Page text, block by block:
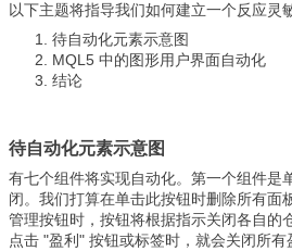
以下主题将指导我们如何建立一个反应灵
待自动化元素示意图
MQL5 中的图形用户界面自动化
结论
待自动化元素示意图
有七个组件将实现自动化。第一个组件是
闭。我们打算在单击此按钮时删除所有面
管理按钮时，按钮将根据指示关闭各自的
点击 "盈利" 按钮或标签时，就会关闭所